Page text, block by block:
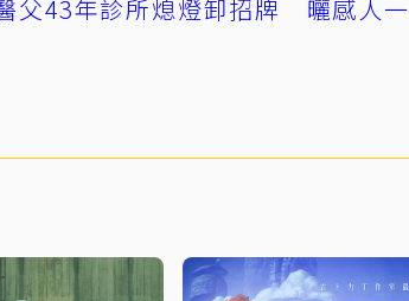
父43年診所熄燈卸招牌 曬感人一